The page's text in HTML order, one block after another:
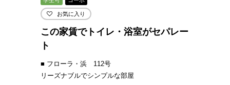
お気に入り
この家賃でトイレ・浴室がセパレー
ト
■ フローラ・浜 112号
リーズナブルでシンプルな部屋